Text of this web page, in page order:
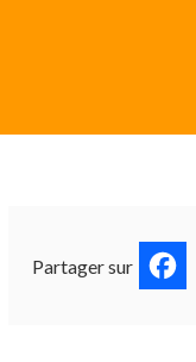
Partager sur